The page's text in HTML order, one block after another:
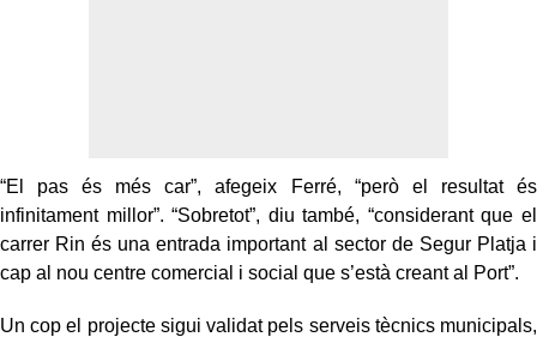
“El pas és més car”, afegeix Ferré, “però el resultat és
infinitament millor”. “Sobretot”, diu també, “considerant que el
carrer Rin és una entrada important al sector de Segur Platja i
cap al nou centre comercial i social que s’està creant al Port”.
Un cop el projecte sigui validat pels serveis tècnics municipals,